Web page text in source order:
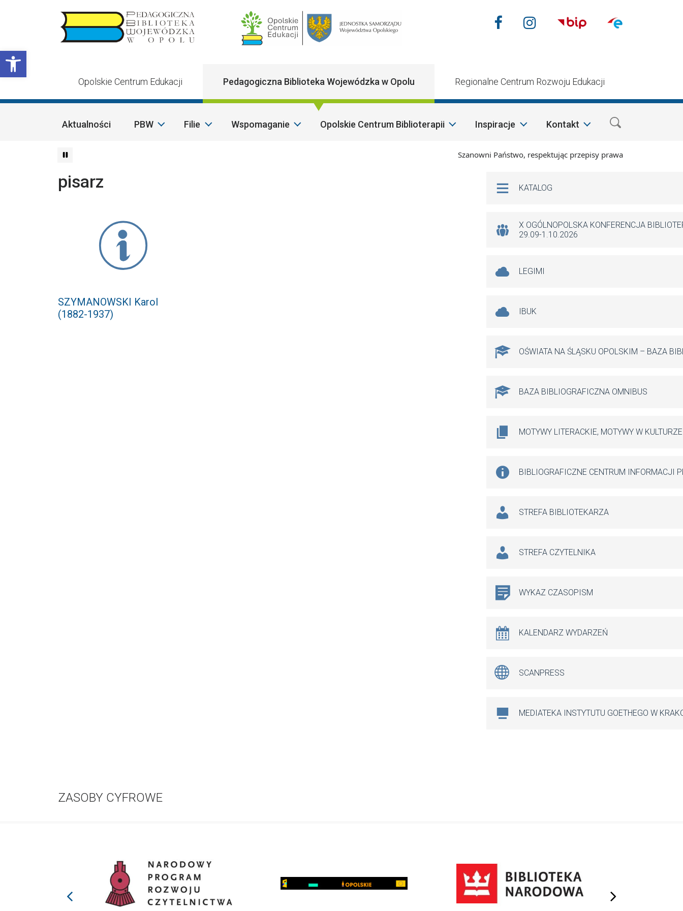
Otwórz pasek narzędzi
Main Navigation
Nasze media
FacebookInstagram
Opolskie Centrum Edukacji Pedagogiczna Biblioteka Wojewódzka w Opolu Regionalne Centrum Rozwoju Edukacji
Aktualności PBW Filie Wspomaganie Opolskie Centrum Biblioterapii Inspiracje Kontakt
Szanowni Państwo, respektując przepisy prawa i mając na
pisarz
SZYMANOWSKI Karol
(1882-1937)
Na skróty
KATALOG
X OGÓLNOPOLSKA KONFERENCJA
29.09-1.10.2026
LEGIMI
IBUK
OŚWIATA NA ŚLĄSKU OPOLSKIM – BAZA
BAZA BIBLIOGRAFICZNA OMNIBUS
MOTYWY LITERACKIE, MOTYWY W KULTURZE
BIBLIOGRAFICZNE CENTRUM INFORMACJI
STREFA BIBLIOTEKARZA
STREFA CZYTELNIKA
WYKAZ CZASOPISM
KALENDARZ WYDARZEŃ
SCANPRESS
MEDIATEKA INSTYTUTU GOETHEGO W
ZASOBY CYFROWE
prev next